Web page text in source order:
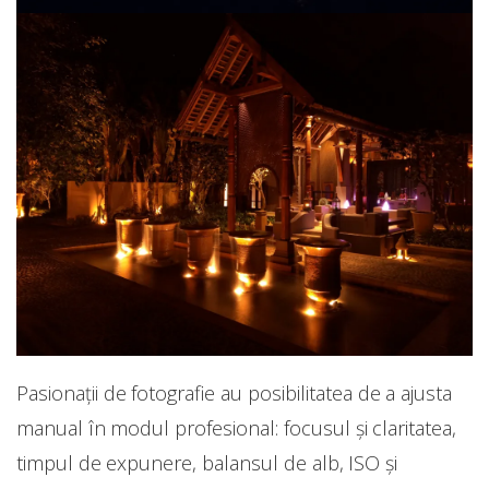
Pasionații de fotografie au posibilitatea de a ajusta
manual în modul profesional: focusul și claritatea,
timpul de expunere, balansul de alb, ISO și